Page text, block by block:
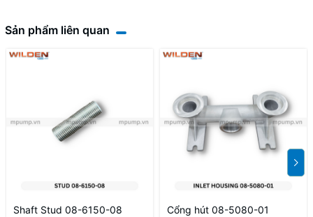
Sản phẩm liên quan
Shaft Stud 08-6150-08 Cổng hút 08-5080-01